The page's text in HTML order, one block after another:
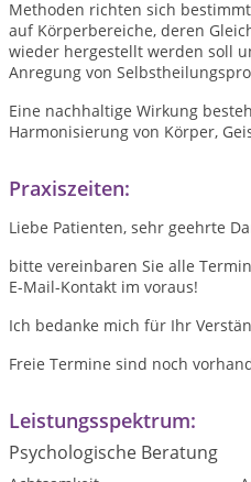
Methoden richten sich
auf Körperbereiche, deren
wieder hergestellt werden soll
Anregung von
Eine nachhaltige Wirkung
Harmonisierung von Körper,
Praxiszeiten:
Liebe Patienten, sehr geehrte
bitte vereinbaren Sie alle
E-Mail-Kontakt im voraus!
Ich bedanke mich für Ihr
Freie Termine sind noch
Leistungsspektrum:
Psychologische Beratung